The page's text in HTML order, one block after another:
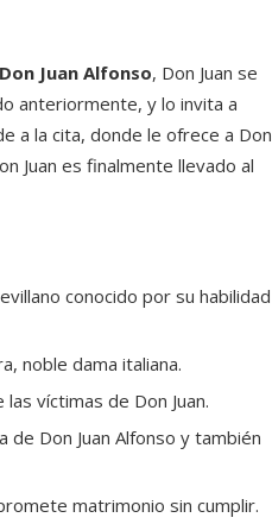
Don Juan Alfonso, Don Juan se
anteriormente, y lo invita a
a la cita, donde le ofrece a Don
Juan es finalmente llevado al
conocido por su habilidad
noble dama italiana.
víctimas de Don Juan.
de Don Juan Alfonso y también
matrimonio sin cumplir.